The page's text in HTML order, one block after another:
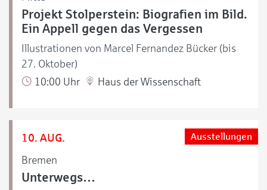
Projekt Stolperstein: Biografien im Bild.
Ein Appell gegen das Vergessen
Illustrationen von Marcel Fernandez Bücker (bis
27. Oktober)
10:00 Uhr
Haus der Wissenschaft
10. AUG.
Bremen
Ausstellungen
Unterwegs…